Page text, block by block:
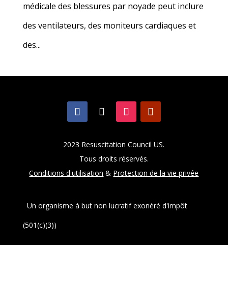
médicale des blessures par noyade peut inclure
des ventilateurs, des moniteurs cardiaques et
des...
2023 Resuscitation Council US.
Tous droits réservés.
Conditions d'utilisation & Protection de la vie privée
Un organisme à but non lucratif exonéré d'impôt
(501(c)(3))